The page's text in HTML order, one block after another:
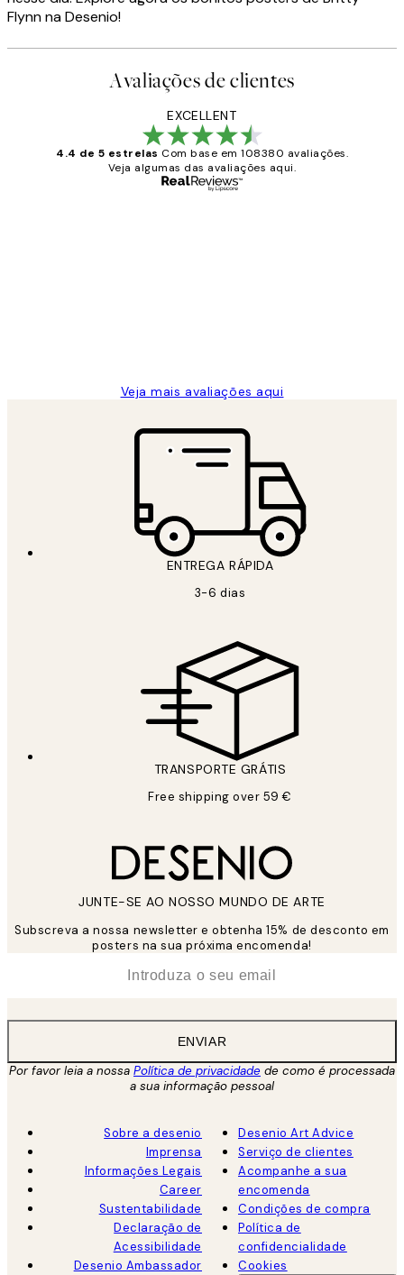
Flynn na Desenio!
Avaliações de clientes
EXCELLENT
4.4 de 5 estrelas Com base em 108380 avaliações.
Veja algumas das avaliações aqui.
Veja mais avaliações aqui
ENTREGA RÁPIDA
3-6 dias
TRANSPORTE GRÁTIS
Free shipping over 59 €
JUNTE-SE AO NOSSO MUNDO DE ARTE
Subscreva a nossa newsletter e obtenha 15% de desconto em
posters na sua próxima encomenda!
ENVIAR
Por favor leia a nossa Política de privacidade de como é processada
a sua informação pessoal
Sobre a desenio
Imprensa
Informações Legais
Career
Sustentabilidade
Declaração de
Acessibilidade
Desenio Ambassador
Desenio Art Advice
Serviço de clientes
Acompanhe a sua
encomenda
Condições de compra
Política de
confidencialidade
Cookies